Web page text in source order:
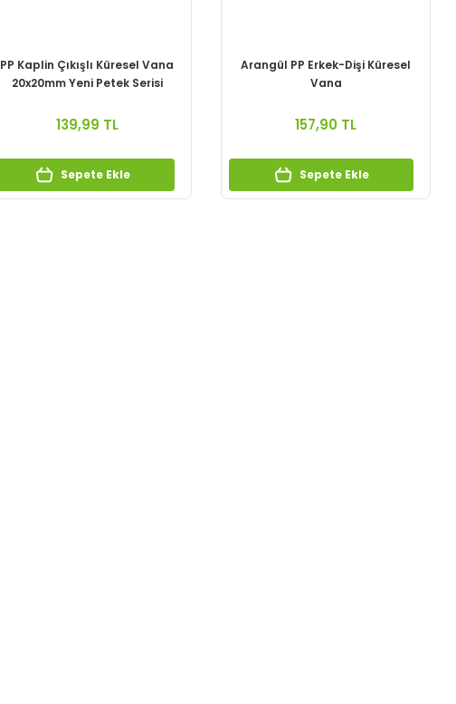
PP Kaplin Çıkışlı Küresel Vana
20x20mm Yeni Petek Serisi
139,99 TL
Sepete Ekle
Arangül PP Erkek-Dişi Küresel
Vana
157,90 TL
Sepete Ekle